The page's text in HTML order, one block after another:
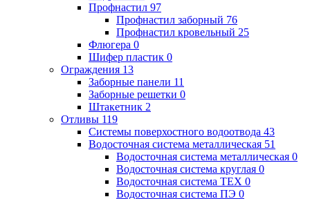
Профнастил 97
Профнастил заборный 76
Профнастил кровельный 25
Флюгера 0
Шифер пластик 0
Ограждения 13
Заборные панели 11
Заборные решетки 0
Штакетник 2
Отливы 119
Системы поверхостного водоотвода 43
Водосточная система металлическая 51
Водосточная система металлическая 0
Водосточная система круглая 0
Водосточная система ТЕХ 0
Водосточная система ПЭ 0